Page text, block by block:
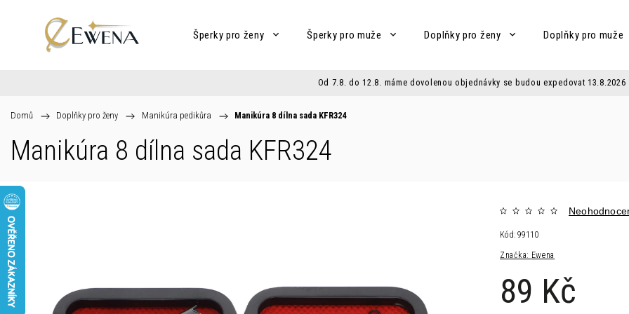
Šperky pro ženy Šperky pro muže Doplňky pro ženy Doplňky pro muže
Od 7.8. do 12.8. máme dovolenou objednávky se budou expedovat 13.8.2026
Domů / Doplňky pro ženy / Manikúra pedikůra / Manikúra 8 dílna sada KFR324
Manikúra 8 dílna sada KFR324
Značka: Ewena
89 Kč
Kód: 99110